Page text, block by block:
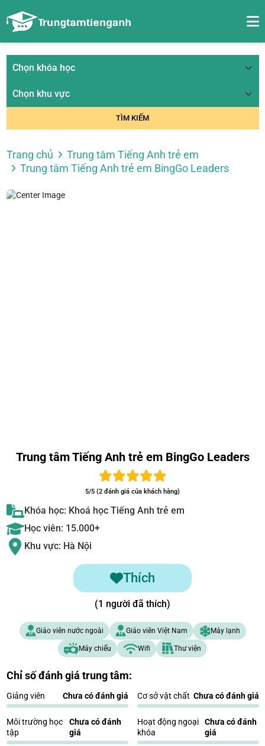
TÌM KIẾM
Trang chủ
Trung tâm Tiếng Anh trẻ em
Trung tâm Tiếng Anh trẻ em BingGo Leaders
Trung tâm Tiếng Anh trẻ em BingGo Leaders
5/5 (2 đánh giá của khách hàng)
Khóa học: Khoá học Tiếng Anh trẻ em
Học viên: 15.000+
Khu vực: Hà Nội
Thích
(1 người đã thích)
Giáo viên nước ngoài Giáo viên Việt Nam Máy lạnh
Máy chiếu Wifi Thư viện
Chỉ số đánh giá trung tâm:
Giảng viên Chưa có đánh giá Cơ sở vật chất Chưa có đánh giá
Môi trường học
tập
Chưa có đánh
giá
Hoạt động ngoại
khóa
Chưa có đánh
giá